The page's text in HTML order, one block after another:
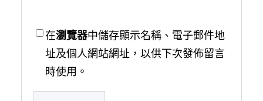
在瀏覽器中儲存顯示名稱、電子郵件地
址及個人網站網址，以供下次發佈留言
時使用。